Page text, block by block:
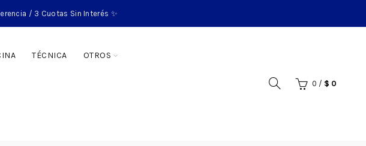
/ 3 Cuotas Sin Interés ✨
TÉCNICA OTROS
0 / $ 0